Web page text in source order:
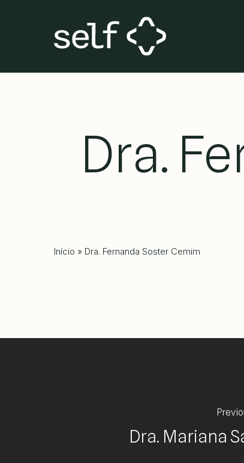
Dra.
Início » Dra. Fernanda Soster Cemim
Dra. Mariana